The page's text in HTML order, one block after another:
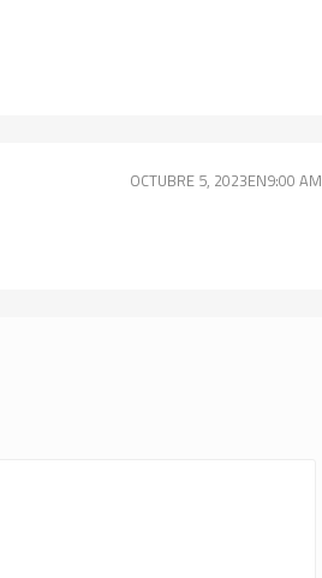
OCTUBRE 5, 2023EN9:00 AM